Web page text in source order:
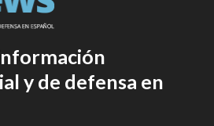
y de defensa en